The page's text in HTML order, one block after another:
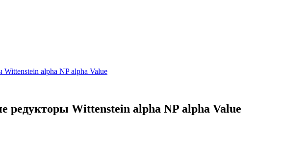
alpha NP alpha Value
Wittenstein alpha NP alpha Value